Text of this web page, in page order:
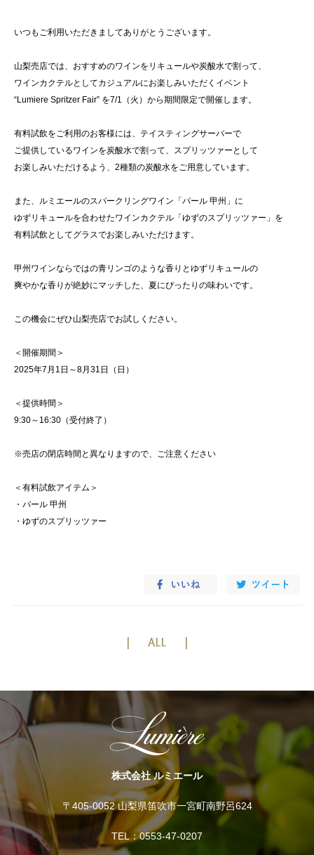
いつもご利用いただきましてありがとうございます。
山梨売店では、おすすめのワインをリキュールや炭酸水で割って、
ワインカクテルとしてカジュアルにお楽しみいただくイベント
“Lumiere Spritzer Fair” を7/1（火）から期間限定で開催します。
有料試飲をご利用のお客様には、テイスティングサーバーで
ご提供しているワインを炭酸水で割って、スプリッツァーとして
お楽しみいただけるよう、2種類の炭酸水をご用意しています。
また、ルミエールのスパークリングワイン「パール 甲州」に
ゆずリキュールを合わせたワインカクテル「ゆずのスプリッツァー」を
有料試飲としてグラスでお楽しみいただけます。
甲州ワインならではの青リンゴのような香りとゆずリキュールの
爽やかな香りが絶妙にマッチした、夏にぴったりの味わいです。
この機会にぜひ山梨売店でお試しください。
＜開催期間＞
2025年7月1日～8月31日（日）
＜提供時間＞
9:30～16:30（受付終了）
※売店の閉店時間と異なりますので、ご注意ください
＜有料試飲アイテム＞
・パール 甲州
・ゆずのスプリッツァー
ALL
株式会社 ルミエール
〒405-0052 山梨県笛吹市一宮町南野呂624
TEL：0553-47-0207